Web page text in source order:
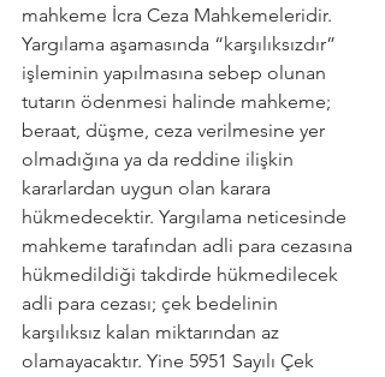
mahkeme İcra Ceza Mahkemeleridir.
Yargılama aşamasında “karşılıksızdır”
işleminin yapılmasına sebep olunan
tutarın ödenmesi halinde mahkeme;
beraat, düşme, ceza verilmesine yer
olmadığına ya da reddine ilişkin
kararlardan uygun olan karara
hükmedecektir. Yargılama neticesinde
mahkeme tarafından adli para cezasına
hükmedildiği takdirde hükmedilecek
adli para cezası; çek bedelinin
karşılıksız kalan miktarından az
olamayacaktır. Yine 5951 Sayılı Çek